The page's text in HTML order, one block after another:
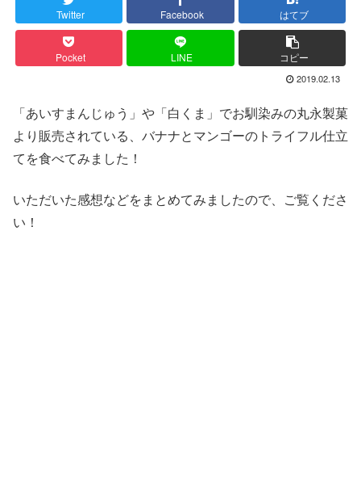
Twitter Facebook はてブ
Pocket LINE コピー
2019.02.13
「あいすまんじゅう」や「白くま」でお馴染みの丸永製菓
より販売されている、バナナとマンゴーのトライフル仕立
てを食べてみました！
いただいた感想などをまとめてみましたので、ご覧くださ
い！